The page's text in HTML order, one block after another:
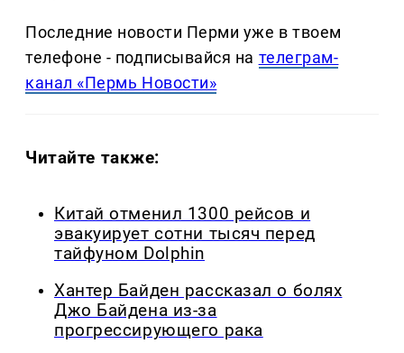
Последние новости Перми уже в твоем
телефоне - подписывайся на телеграм-
канал «Пермь Новости»
Читайте также:
Китай отменил 1300 рейсов и
эвакуирует сотни тысяч перед
тайфуном Dolphin
Хантер Байден рассказал о болях
Джо Байдена из-за
прогрессирующего рака